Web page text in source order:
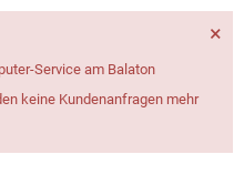
Service am Balaton
keine Kundenanfragen mehr
×